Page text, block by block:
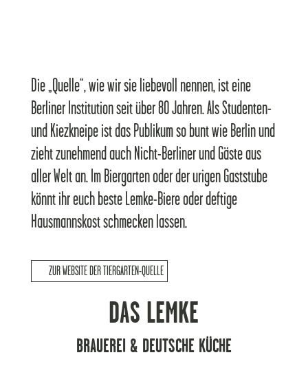
Die „Quelle“, wie wir sie liebevoll nennen, ist eine
Berliner Institution seit über 80 Jahren. Als Studenten-
und Kiezkneipe ist das Publikum so bunt wie Berlin und
zieht zunehmend auch Nicht-Berliner und Gäste aus
aller Welt an. Im Biergarten oder der urigen Gaststube
könnt ihr euch beste Lemke-Biere oder deftige
Hausmannskost schmecken lassen.
ZUR WEBSITE DER TIERGARTEN-QUELLE
DAS LEMKE
BRAUEREI & DEUTSCHE KÜCHE